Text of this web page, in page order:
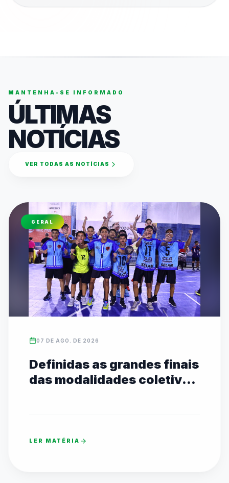
MANTENHA-SE INFORMADO
ÚLTIMAS
NOTÍCIAS
VER TODAS AS NOTÍCIAS
GERAL
07 DE AGO. DE 2026
Definidas as grandes finais
das modalidades coletivas
LER MATÉRIA